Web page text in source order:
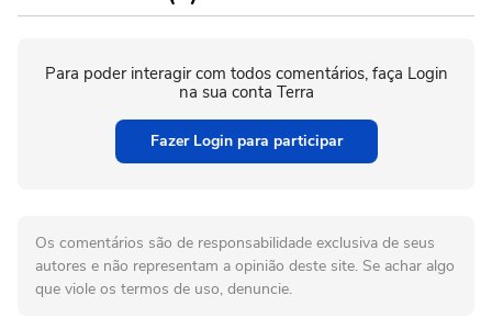
Para poder interagir com todos comentários, faça Login
na sua conta Terra
Fazer Login para participar
Os comentários são de responsabilidade exclusiva de seus
autores e não representam a opinião deste site. Se achar algo
que viole os termos de uso, denuncie.